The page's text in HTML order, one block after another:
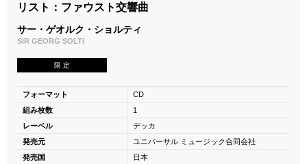
リスト：ファウスト交響曲
サー・ゲオルク・ショルティ
SIR GEORG SOLTI
限 定
フォーマット
CD
組み枚数
1
レーベル
デッカ
発売元
ユニバーサル ミュージック合同会社
発売国
日本